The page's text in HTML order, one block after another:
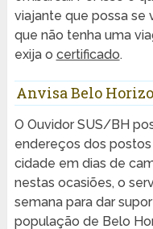
viajante que possa se
que não tenha uma
exija o certificado.
Anvisa Belo
O Ouvidor SUS/BH
endereços dos
cidade em dias de
nestas ocasiões, o
semana para dar
população de Belo